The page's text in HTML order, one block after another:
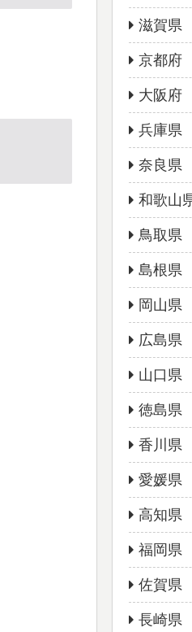
滋賀県
京都府
大阪府
兵庫県
奈良県
和歌山
鳥取県
島根県
岡山県
広島県
山口県
徳島県
香川県
愛媛県
高知県
福岡県
佐賀県
長崎県